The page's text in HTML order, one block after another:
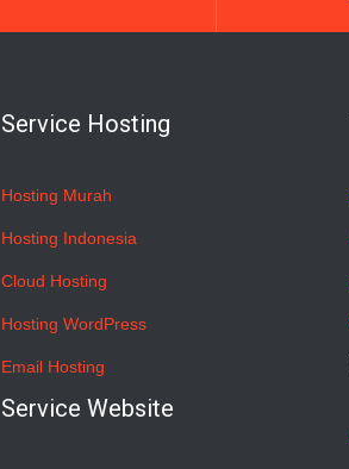
Service Hosting
Hosting Murah
Hosting Indonesia
Cloud Hosting
Hosting WordPress
Email Hosting
Service Website